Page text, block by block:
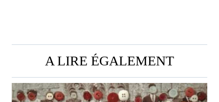
A LIRE ÉGALEMENT